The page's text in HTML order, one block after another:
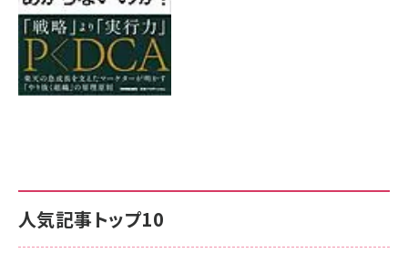
人気記事トップ10